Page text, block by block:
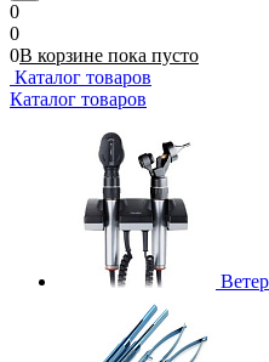
0
0
0В корзине пока пусто
Каталог товаров
Каталог товаров